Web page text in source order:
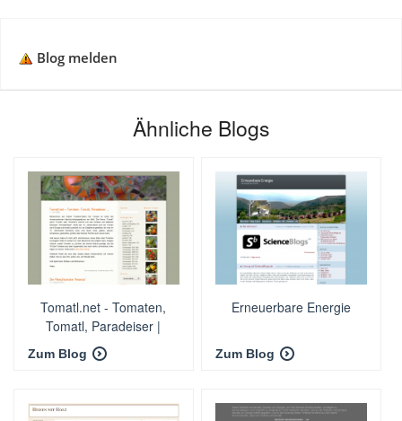
Blog melden
Ähnliche Blogs
Tomatl.net - Tomaten,
Tomatl, Paradeiser |
Zum Blog
Erneuerbare Energie
Zum Blog